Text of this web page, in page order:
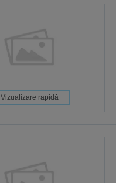
Vizualizare rapidă